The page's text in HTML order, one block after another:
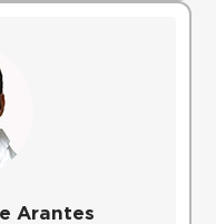
Arantes